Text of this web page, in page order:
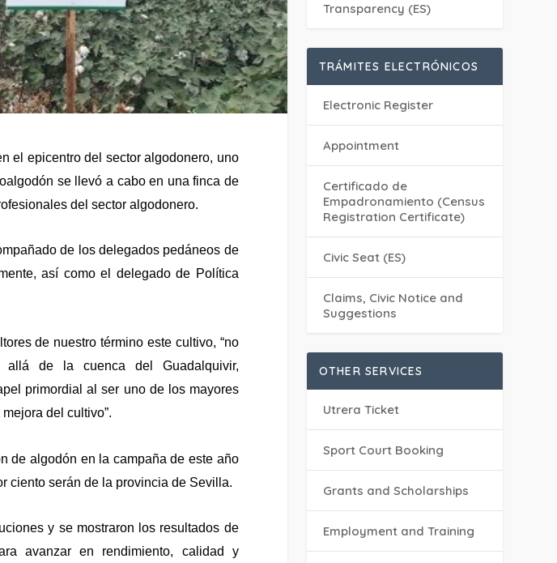
el epicentro del sector algodonero, uno
se llevó a cabo en una finca de
del sector algodonero.
de los delegados pedáneos de
así como el delegado de Política
de nuestro término este cultivo, “no
de la cuenca del Guadalquivir,
primordial al ser uno de los mayores
del cultivo”.
de algodón en la campaña de este año
ciento serán de la provincia de Sevilla.
y se mostraron los resultados de
avanzar en rendimiento, calidad y
Transparency (ES)
TRÁMITES ELECTRÓNICOS
Electronic Register
Appointment
Certificado de
Empadronamiento (Census
Registration Certificate)
Civic Seat (ES)
Claims, Civic Notice and
Suggestions
OTHER SERVICES
Utrera Ticket
Sport Court Booking
Grants and Scholarships
Employment and Training